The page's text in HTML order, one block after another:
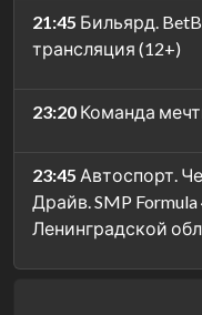
21:45 Бильярд.
трансляция (12+)
23:20 Команда
23:45 Автоспорт.
Драйв. SMP
Ленинградской